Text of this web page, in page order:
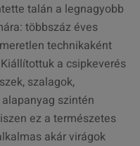
talán a legnagyobb
többszáz éves
technikaként
a csipkeverés
szalagok,
szintén
ez a természetes
akár virágok